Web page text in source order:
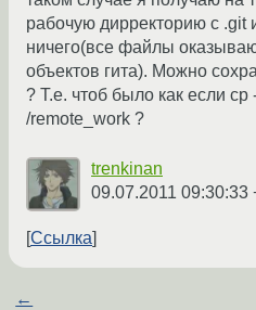
рабочую дирректорию с .git
ничего(все файлы
объектов гита). Можно
? Т.е. чтоб было как если
/remote_work ?
trenkinan
09.07.2011 09:30:33
Ссылка
←